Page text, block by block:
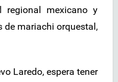
regional mexicano y
de mariachi orquestal,
Laredo, espera tener